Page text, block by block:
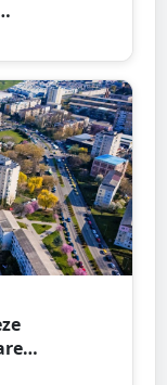
SRL”